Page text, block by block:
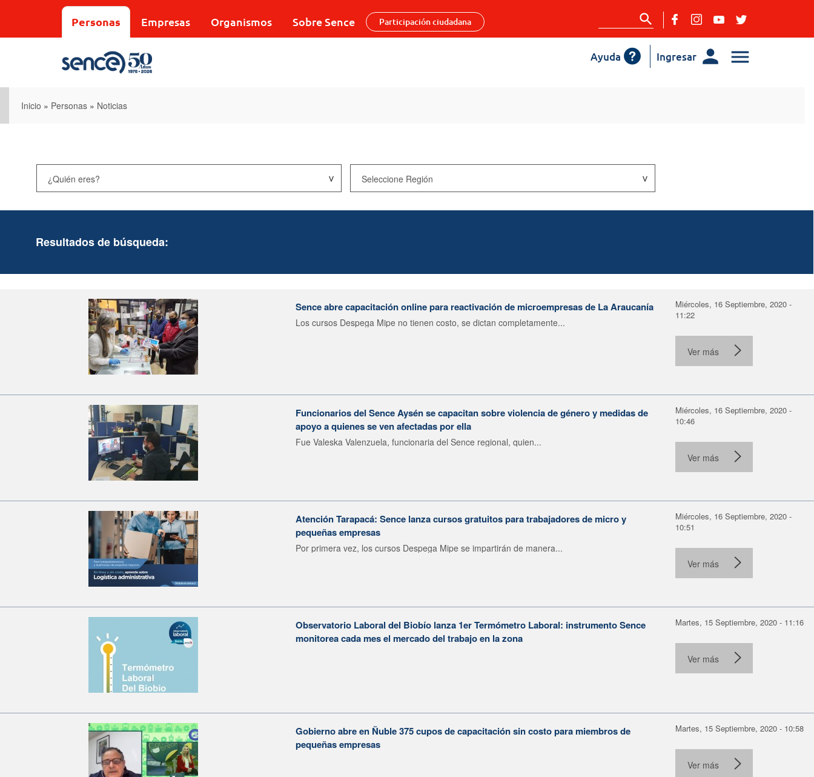
Personas Empresas Organismos Sobre Sence Participación ciudadana
Ingresar
Ayuda
Inicio » Personas » Noticias
Resultados de búsqueda:
Sence abre capacitación online para reactivación de microempresas de La Araucanía
Los cursos Despega Mipe no tienen costo, se dictan completamente...
Miércoles, 16 Septiembre, 2020 -
11:22
Ver más
Funcionarios del Sence Aysén se capacitan sobre violencia de género y medidas de
apoyo a quienes se ven afectadas por ella
Fue Valeska Valenzuela, funcionaria del Sence regional, quien...
Miércoles, 16 Septiembre, 2020 -
10:46
Ver más
Atención Tarapacá: Sence lanza cursos gratuitos para trabajadores de micro y
pequeñas empresas
Por primera vez, los cursos Despega Mipe se impartirán de manera...
Miércoles, 16 Septiembre, 2020 -
10:51
Ver más
Observatorio Laboral del Biobío lanza 1er Termómetro Laboral: instrumento Sence
monitorea cada mes el mercado del trabajo en la zona
Martes, 15 Septiembre, 2020 - 11:16
Ver más
Gobierno abre en Ñuble 375 cupos de capacitación sin costo para miembros de
pequeñas empresas
Martes, 15 Septiembre, 2020 - 10:58
Ver más